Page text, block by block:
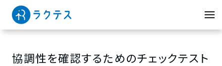
協調性を確認するためのチェックテスト